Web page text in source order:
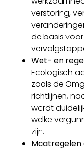
verstoring,
de basis
Wet- en
Ecologisch
zoals de
richtlijnen,
wordt
welke
zijn.
Maatregelen